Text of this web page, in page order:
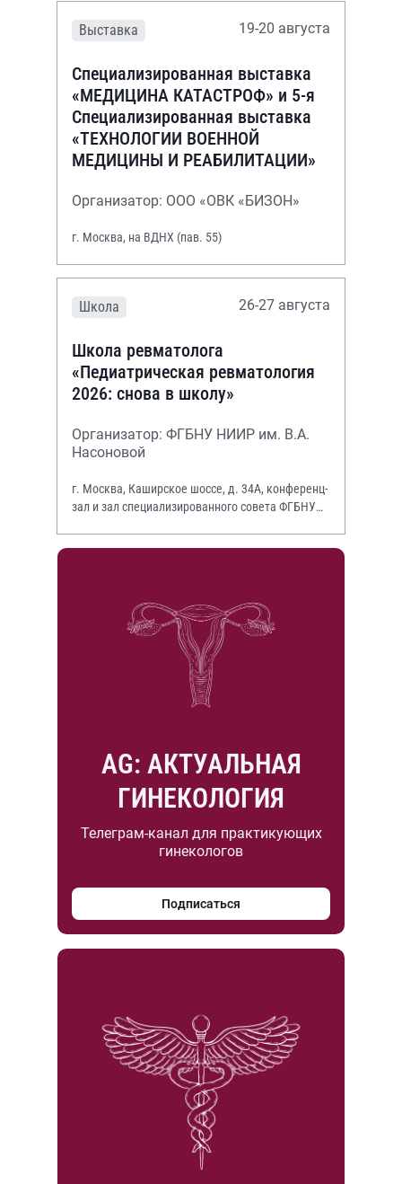
Выставка 19-20 августа
Специализированная выставка
«МЕДИЦИНА КАТАСТРОФ» и 5-я
Специализированная выставка
«ТЕХНОЛОГИИ ВОЕННОЙ
МЕДИЦИНЫ И РЕАБИЛИТАЦИИ»
Организатор: ООО «ОВК «БИЗОН»
г. Москва, на ВДНХ (пав. 55)
Школа 26-27 августа
Школа ревматолога
«Педиатрическая ревматология
2026: снова в школу»
Организатор: ФГБНУ НИИР им. В.А.
Насоновой
г. Москва, Каширское шоссе, д. 34А, конференц-
зал и зал специализированного совета ФГБНУ
AG: АКТУАЛЬНАЯ
ГИНЕКОЛОГИЯ
Телеграм-канал для практикующих
гинекологов
Подписаться